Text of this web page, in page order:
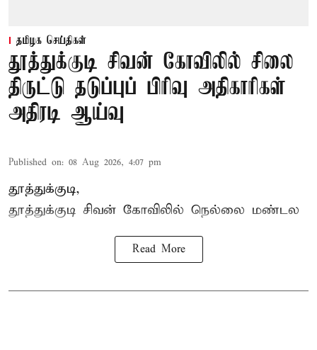
தமிழக செய்திகள்
தூத்துக்குடி சிவன் கோவிலில் சிலை
திருட்டு தடுப்புப் பிரிவு அதிகாரிகள்
அதிரடி ஆய்வு
Published on: 08 Aug 2026, 4:07 pm
தூத்துக்குடி,
தூத்துக்குடி சிவன் கோவிலில் நெல்லை மண்டல
Read More